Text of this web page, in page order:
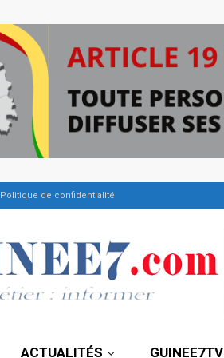
Politique de confidentialité
ACTUALITÉS GUINEE7TV